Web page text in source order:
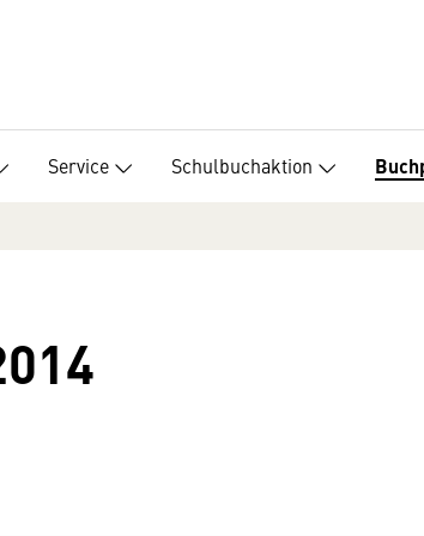
Service Schulbuchaktion